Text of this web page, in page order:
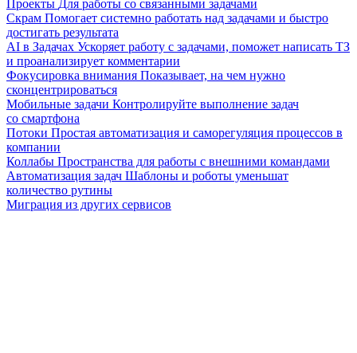
Проекты Для работы со связанными задачами
Скрам Помогает системно работать над задачами и быстро
достигать результата
AI в Задачах Ускоряет работу с задачами, поможет написать ТЗ
и проанализирует комментарии
Фокусировка внимания Показывает, на чем нужно
сконцентрироваться
Мобильные задачи Контролируйте выполнение задач
со смартфона
Потоки Простая автоматизация и саморегуляция процессов в
компании
Коллабы Пространства для работы с внешними командами
Автоматизация задач Шаблоны и роботы уменьшат
количество рутины
Миграция из других сервисов